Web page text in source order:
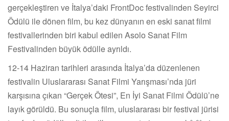
gerçekleştiren ve İtalya’daki FrontDoc festivalinden Seyirci
Ödülü ile dönen film, bu kez dünyanın en eski sanat filmi
festivallerinden biri kabul edilen Asolo Sanat Film
Festivalinden büyük ödülle ayrıldı.
12-14 Haziran tarihleri arasında İtalya’da düzenlenen
festivalin Uluslararası Sanat Filmi Yarışması’nda jüri
karşısına çıkan “Gerçek Ötesi”, En İyi Sanat Filmi Ödülü’ne
layık görüldü. Bu sonuçla film, uluslararası bir festival jürisi